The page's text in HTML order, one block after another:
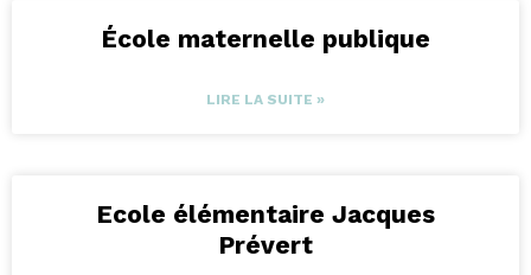
École maternelle publique
LIRE LA SUITE »
Ecole élémentaire Jacques
Prévert